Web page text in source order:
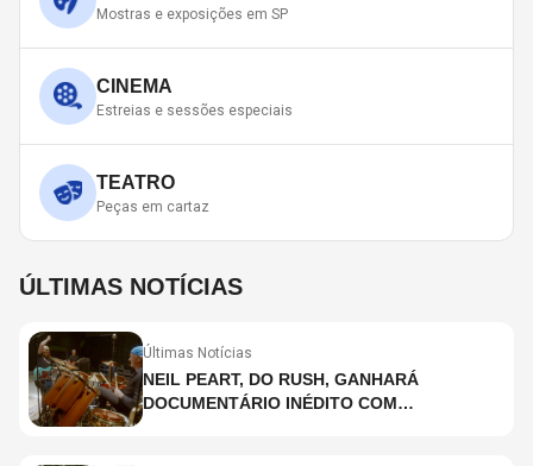
Mostras e exposições em SP
CINEMA
Estreias e sessões especiais
TEATRO
Peças em cartaz
ÚLTIMAS NOTÍCIAS
Últimas Notícias
NEIL PEART, DO RUSH, GANHARÁ
DOCUMENTÁRIO INÉDITO COM